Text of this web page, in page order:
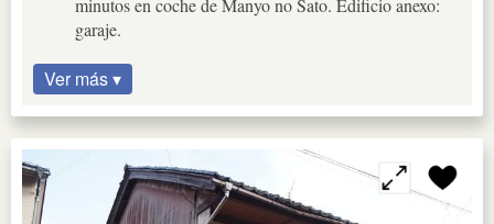
minutos en coche de Manyo no Sato. Edificio anexo:
garaje.
Ver más ▾